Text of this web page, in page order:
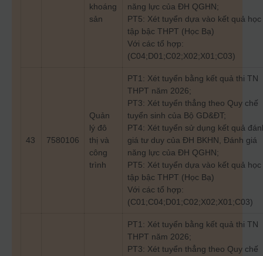
khoáng
sản
năng lực của ĐH QGHN;
PT5: Xét tuyển dựa vào kết quả học
tập bậc THPT (Học Bạ)
Với các tổ hợp:
(C04;D01;C02;X02;X01;C03)
43 7580106
Quản
lý đô
thị và
công
trình
PT1: Xét tuyển bằng kết quả thi TN
THPT năm 2026;
PT3: Xét tuyển thẳng theo Quy chế
tuyển sinh của Bộ GD&ĐT;
PT4: Xét tuyển sử dụng kết quả
giá tư duy của ĐH BKHN, Đánh giá
năng lực của ĐH QGHN;
PT5: Xét tuyển dựa vào kết quả học
tập bậc THPT (Học Bạ)
Với các tổ hợp:
(C01;C04;D01;C02;X02;X01;C03)
PT1: Xét tuyển bằng kết quả thi TN
THPT năm 2026;
PT3: Xét tuyển thẳng theo Quy chế